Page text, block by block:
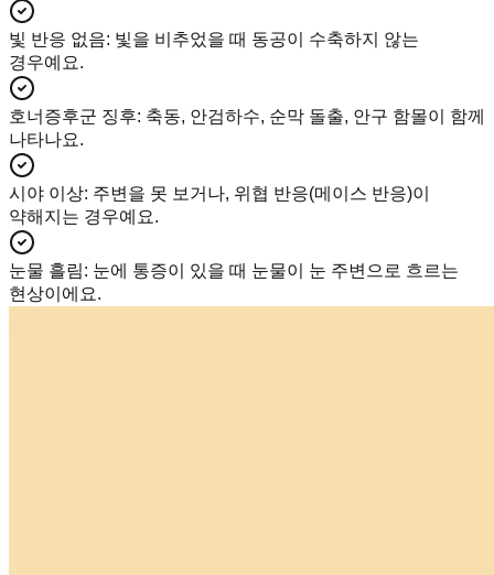
빛 반응 없음: 빛을 비추었을 때 동공이 수축하지 않는
경우예요.
호너증후군 징후: 축동, 안검하수, 순막 돌출, 안구 함몰이 함께
나타나요.
시야 이상: 주변을 못 보거나, 위협 반응(메이스 반응)이
약해지는 경우예요.
눈물 흘림: 눈에 통증이 있을 때 눈물이 눈 주변으로 흐르는
현상이에요.